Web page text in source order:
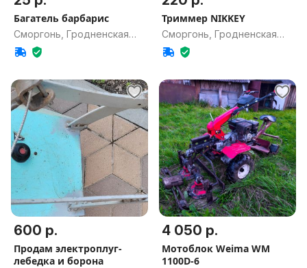
Багатель барбарис
Сморгонь, Гродненская
обл.
Триммер NIKKEY
Сморгонь, Гродненская
обл.
600 р.
Продам электроплуг-
лебедка и борона
4 050 р.
Мотоблок Weima WM
1100D-6